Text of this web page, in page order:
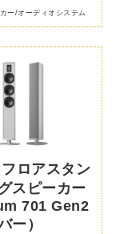
ー/オーディオシステム
ロアスタン
スピーカー
701 Gen2
ー）